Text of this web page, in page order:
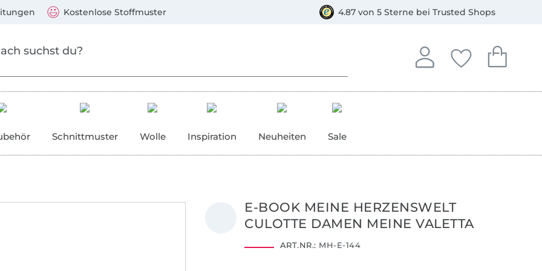
Kostenlose Stoffmuster 4.87 von 5 Sterne bei Trusted Shops
Anmelden
In deinem Konto
Deine
Du hast keine
Dein
Du hast
Schnittmuster Wolle Inspiration Neuheiten Sale
E-BOOK MEINE HERZENSWELT
CULOTTE DAMEN MEINE VALETTA
ART.NR.: MH-E-144
Mastercard, PayPal, Giropay, Kauf auf Rechnung, Vorkasse